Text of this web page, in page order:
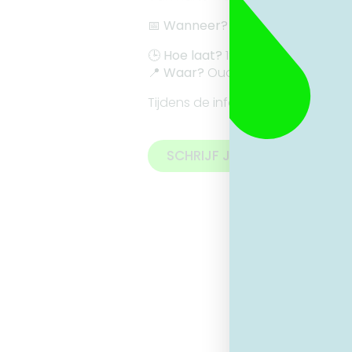
📅 Wanneer? 27 November 2025
🕒 Hoe laat? 19:30 uur
📍 Waar? Oude Vismijn 1, Lokeren
Tijdens de infosessie maak je
SCHRIJF JE HIER IN